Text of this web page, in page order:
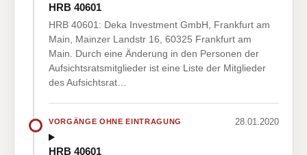
HRB 40601
HRB 40601: Deka Investment GmbH, Frankfurt am
Main, Mainzer Landstr 16, 60325 Frankfurt am
Main. Durch eine Änderung in den Personen der
Aufsichtsratsmitglieder ist eine Liste der Mitglieder
des Aufsichtsrat…
VORGÄNGE OHNE EINTRAGUNG 28.01.2020
HRB 40601